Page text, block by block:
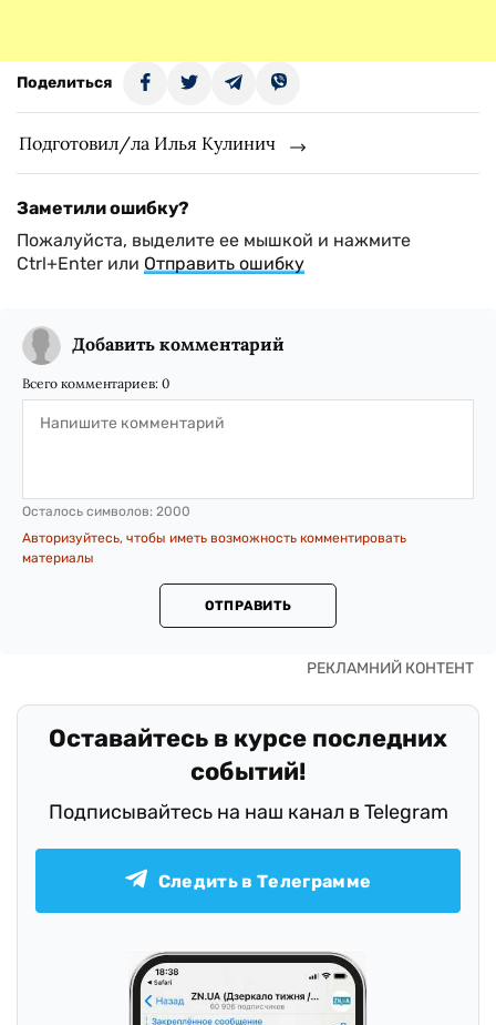
Поделиться
Подготовил/ла Илья Кулинич
Заметили ошибку?
Пожалуйста, выделите ее мышкой и нажмите
Ctrl+Enter или Отправить ошибку
Добавить комментарий
Всего комментариев: 0
Осталось символов: 2000
Авторизуйтесь, чтобы иметь возможность комментировать
материалы
ОТПРАВИТЬ
Оставайтесь в курсе последних
событий!
Подписывайтесь на наш канал в Telegram
Следить в Телеграмме